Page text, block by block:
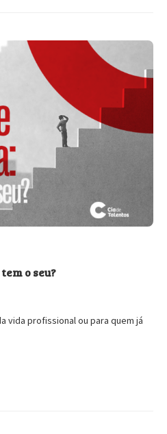
o seu?
vida profissional ou para quem já